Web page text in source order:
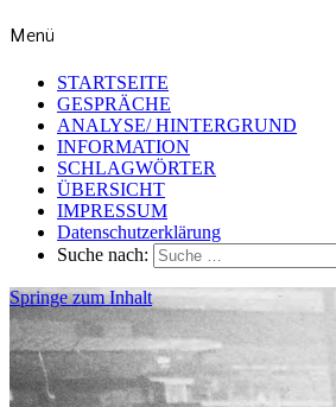
Menü
STARTSEITE
GESPRÄCHE
ANALYSE/ HINTERGRUND
INFORMATION
SCHLAGWÖRTER
ÜBERSICHT
IMPRESSUM
Datenschutzerklärung
Suche nach:
Springe zum Inhalt